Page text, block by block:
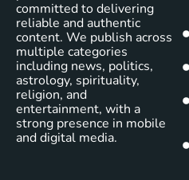
committed to delivering
reliable and authentic
content. We publish across
multiple categories
including news, politics,
astrology, spirituality,
religion, and
entertainment, with a
strong presence in mobile
and digital media.